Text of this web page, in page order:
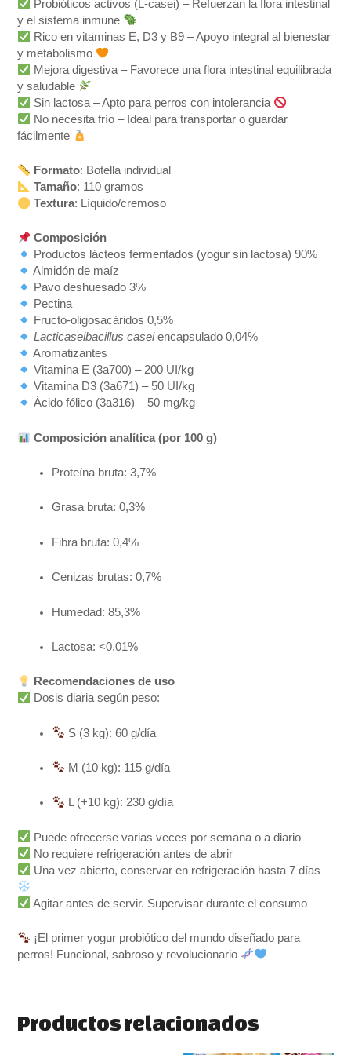
Probióticos activos (L-casei) – Refuerzan la flora intestinal
y el sistema inmune
Rico en vitaminas E, D3 y B9 – Apoyo integral al bienestar
y metabolismo
Mejora digestiva – Favorece una flora intestinal equilibrada
y saludable
Sin lactosa – Apto para perros con intolerancia
No necesita frío – Ideal para transportar o guardar
fácilmente
Formato: Botella individual
Tamaño: 110 gramos
Textura: Líquido/cremoso
Composición
Productos lácteos fermentados (yogur sin lactosa) 90%
Almidón de maíz
Pavo deshuesado 3%
Pectina
Fructo-oligosacáridos 0,5%
Lacticaseibacillus caseiencapsulado 0,04%
Aromatizantes
Vitamina E (3a700) – 200 UI/kg
Vitamina D3 (3a671) – 50 UI/kg
Ácido fólico (3a316) – 50 mg/kg
Composición analítica (por 100 g)
Proteína bruta: 3,7%
Grasa bruta: 0,3%
Fibra bruta: 0,4%
Cenizas brutas: 0,7%
Humedad: 85,3%
Lactosa: <0,01%
Recomendaciones de uso
Dosis diaria según peso:
S (3 kg): 60 g/día
M (10 kg): 115 g/día
L (+10 kg): 230 g/día
Puede ofrecerse varias veces por semana o a diario
No requiere refrigeración antes de abrir
Una vez abierto, conservar en refrigeración hasta 7 días
Agitar antes de servir. Supervisar durante el consumo
¡El primer yogur probiótico del mundo diseñado para
perros! Funcional, sabroso y revolucionario
Productos relacionados